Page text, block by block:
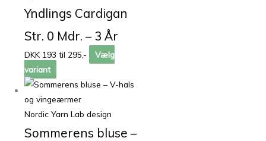
Yndlings Cardigan
Str. 0 Mdr. – 3 År
DKK 193 til 295,-
Vælg
variant
Nordic Yarn Lab design
Sommerens bluse –